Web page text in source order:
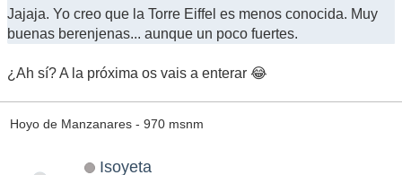
Jajaja. Yo creo que la Torre Eiffel es menos conocida. Muy
buenas berenjenas... aunque un poco fuertes.
¿Ah sí? A la próxima os vais a enterar 😂
Hoyo de Manzanares - 970 msnm
Isoyeta